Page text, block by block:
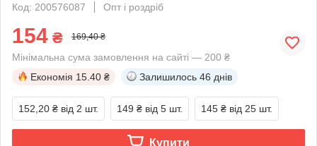
Код: 200576087
Опт і роздріб
154 ₴ 169,40 ₴
Мінімальна сума замовлення на сайті — 200 ₴
Економія 15.40 ₴ Залишилось 46 днів
152,20 ₴ від 2 шт. 149 ₴ від 5 шт. 145 ₴ від 25 шт.
Купити